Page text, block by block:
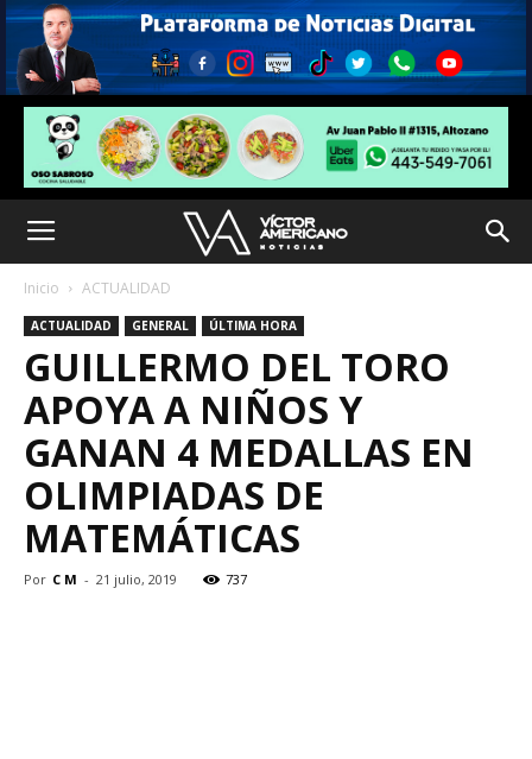
Inicio ACTUALIDAD
ACTUALIDAD GENERAL ÚLTIMA HORA
GUILLERMO DEL TORO
APOYA A NIÑOS Y
GANAN 4 MEDALLAS EN
OLIMPIADAS DE
MATEMÁTICAS
Por C M - 21 julio, 2019 737